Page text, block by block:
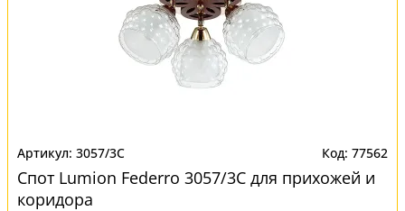
3057/3C 77562
Спот Lumion Federro 3057/3C для прихожей и
коридора